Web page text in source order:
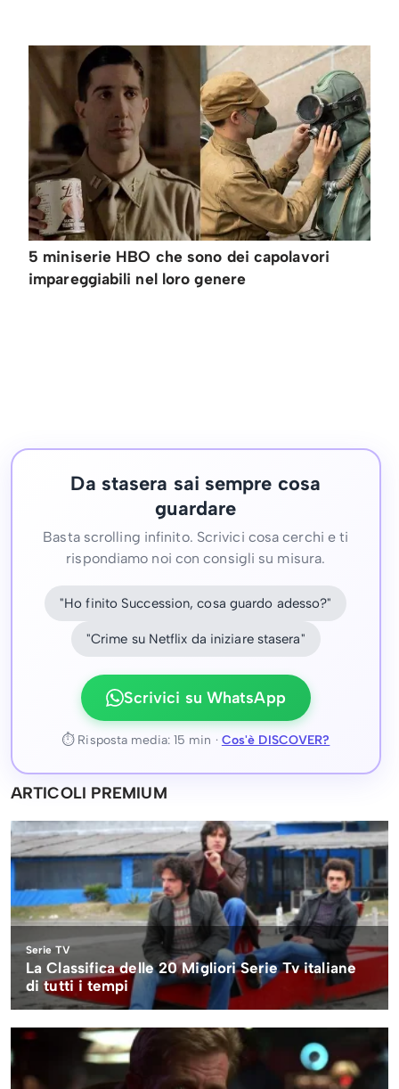
5 miniserie HBO che sono dei capolavori
impareggiabili nel loro genere
Da stasera sai sempre cosa
guardare
Basta scrolling infinito. Scrivici cosa cerchi e ti
rispondiamo noi con consigli su misura.
"Ho finito Succession, cosa guardo adesso?"
"Crime su Netflix da iniziare stasera"
Scrivici su WhatsApp
⏱ Risposta media: 15 min · Cos'è DISCOVER?
ARTICOLI PREMIUM